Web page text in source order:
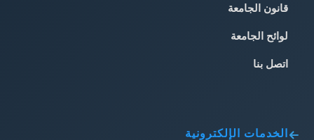
قانون الجامعة
لوائح الجامعة
اتصل بنا
الخدمات الإلكترونية